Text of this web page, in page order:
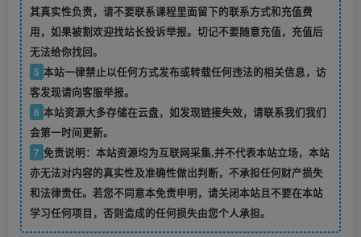
其真实性负责，请不要联系课程里面留下的联系方式和充值费
用，如果被割欢迎找站长投诉举报。切记不要随意充值，充值后
无法给你找回。
5 本站一律禁止以任何方式发布或转载任何违法的相关信息，访
客发现请向客服举报。
6 本站资源大多存储在云盘，如发现链接失效，请联系我们我们
会第一时间更新。
7 免责说明：本站资源均为互联网采集,并不代表本站立场，本站
亦无法对内容的真实性及准确性做出判断，不承担任何财产损失
和法律责任。若您不同意本免责申明，请关闭本站且不要在本站
学习任何项目，否则造成的任何损失由您个人承担。